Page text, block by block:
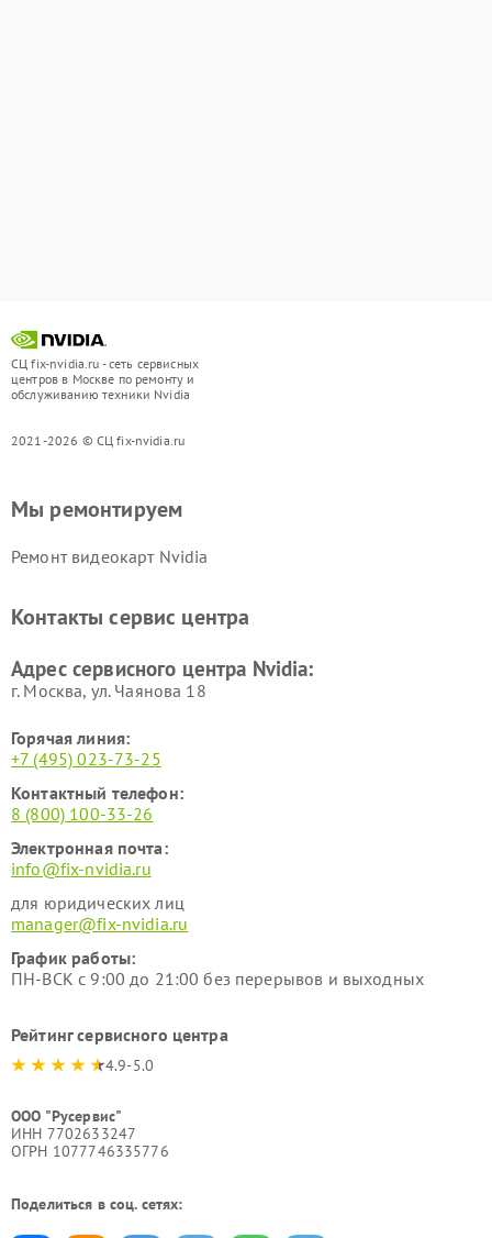
СЦ fix-nvidia.ru - сеть сервисных
центров в Москве по ремонту и
обслуживанию техники Nvidia
2021-2026 © СЦ fix-nvidia.ru
Мы ремонтируем
Ремонт видеокарт Nvidia
Контакты сервис центра
Адрес сервисного центра Nvidia:
г. Москва, ул. Чаянова 18
Горячая линия:
+7 (495) 023-73-25
Контактный телефон:
8 (800) 100-33-26
Электронная почта:
info@fix-nvidia.ru
для юридических лиц
manager@fix-nvidia.ru
График работы:
ПН-ВСК с 9:00 до 21:00 без перерывов и выходных
Рейтинг сервисного центра
4.9-5.0
ООО "Русервис"
ИНН 7702633247
ОГРН 1077746335776
Поделиться в соц. сетях: